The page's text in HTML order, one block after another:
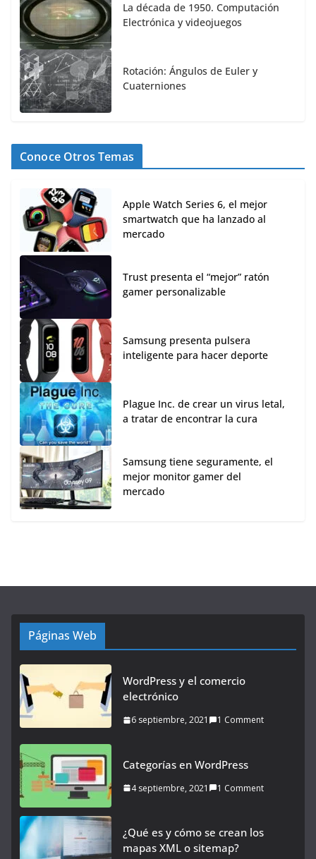
La década de 1950. Computación
Electrónica y videojuegos
Rotación: Ángulos de Euler y
Cuaterniones
Conoce Otros Temas
Apple Watch Series 6, el mejor
smartwatch que ha lanzado al
mercado
Trust presenta el “mejor” ratón
gamer personalizable
Samsung presenta pulsera
inteligente para hacer deporte
Plague Inc. de crear un virus letal,
a tratar de encontrar la cura
Samsung tiene seguramente, el
mejor monitor gamer del
mercado
Páginas Web
WordPress y el comercio
electrónico
6 septiembre, 2021 1 Comment
Categorías en WordPress
4 septiembre, 2021 1 Comment
¿Qué es y cómo se crean los
mapas XML o sitemap?